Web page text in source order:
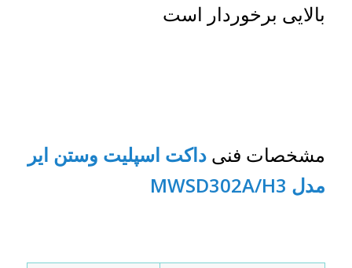
بالایی برخوردار است
مشخصات فنی داکت اسپلیت وستن ایر
مدل